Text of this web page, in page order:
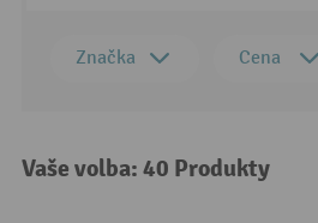
Značka Cena
Vaše volba: 40 Produkty